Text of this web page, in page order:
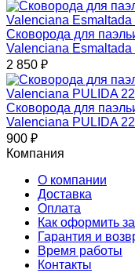
Сковорода для
Valenciana Esmaltada
2 850 ₽
Сковорода для
Valenciana PULIDA 22
900 ₽
Компания
О компании
Доставка
Оплата
Как оформить
Гарантия и
Время работы
Контакты